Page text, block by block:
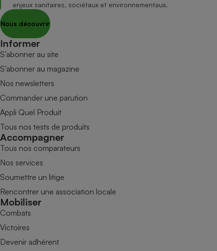
enjeux sanitaires, sociétaux et environnementaux.
Nous découvrir
Informer
S’abonner au site
S’abonner au magazine
Nos newsletters
Commander une parution
Appli Quel Produit
Tous nos tests de produits
Accompagner
Tous nos comparateurs
Nos services
Soumettre un litige
Rencontrer une association locale
Mobiliser
Combats
Victoires
Devenir adhérent